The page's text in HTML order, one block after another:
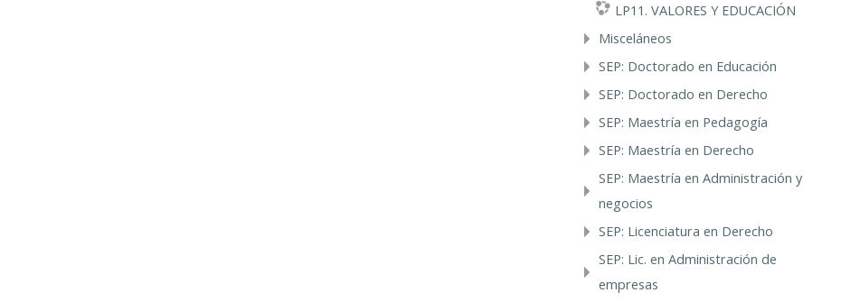
LP11. VALORES Y EDUCACIÓN
Misceláneos
SEP: Doctorado en Educación
SEP: Doctorado en Derecho
SEP: Maestría en Pedagogía
SEP: Maestría en Derecho
SEP: Maestría en Administración y
negocios
SEP: Licenciatura en Derecho
SEP: Lic. en Administración de
empresas